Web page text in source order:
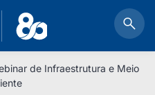
de Infraestrutura e Meio